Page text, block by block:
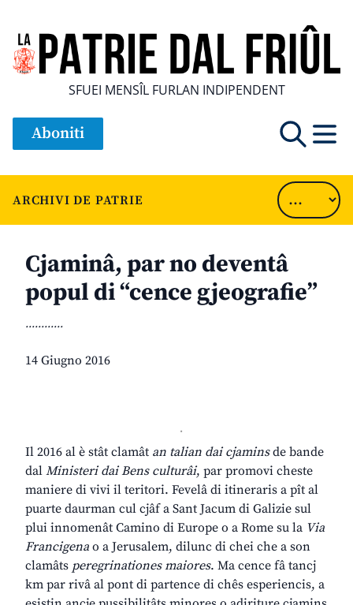
SFUEI MENSÎL FURLAN INDIPENDENT
Aboniti
ARCHIVI DE PATRIE
Cjaminâ, par no deventâ
popul di “cence gjeografie”
............
14 Giugno 2016
.
Il 2016 al è stât clamât an talian dai cjaminsde bande
dal Ministeri dai Bens culturâi, par promovi cheste
maniere di vivi il teritori. Fevelâ di itineraris a pît al
puarte daurman cul cjâf a Sant Jacum di Galizie sul
plui innomenât Camino di Europe o a Rome su la Via
Francigena o a Jerusalem, dilunc di chei che a son
clamâts peregrinationes maiores. Ma cence fâ tancj
km par rivâ al pont di partence di chês esperiencis, a